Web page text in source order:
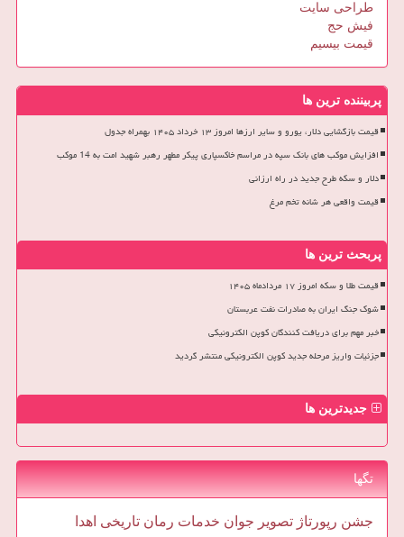
طراحی سایت
فیش حج
قیمت بیسیم
پربیننده ترین ها
قیمت بازگشایی دلار، یورو و سایر ارزها امروز ۱۳ خرداد ۱۴۰۵ بهمراه جدول
افزایش موکب های بانک سپه در مراسم خاکسپاری پیکر مطهر رهبر شهید امت به 14 موکب
دلار و سکه طرح جدید در راه ارزانی
قیمت واقعی هر شانه تخم مرغ
پربحث ترین ها
قیمت طلا و سکه امروز ۱۷ مردادماه ۱۴۰۵
شوک جنگ ایران به صادرات نفت عربستان
خبر مهم برای دریافت کنندگان کوپن الکترونیکی
جزئیات واریز مرحله جدید کوپن الکترونیکی منتشر گردید
جدیدترین ها
تگها
جشن رپورتاژ تصویر جوان خدمات رمان تاریخی اهدا